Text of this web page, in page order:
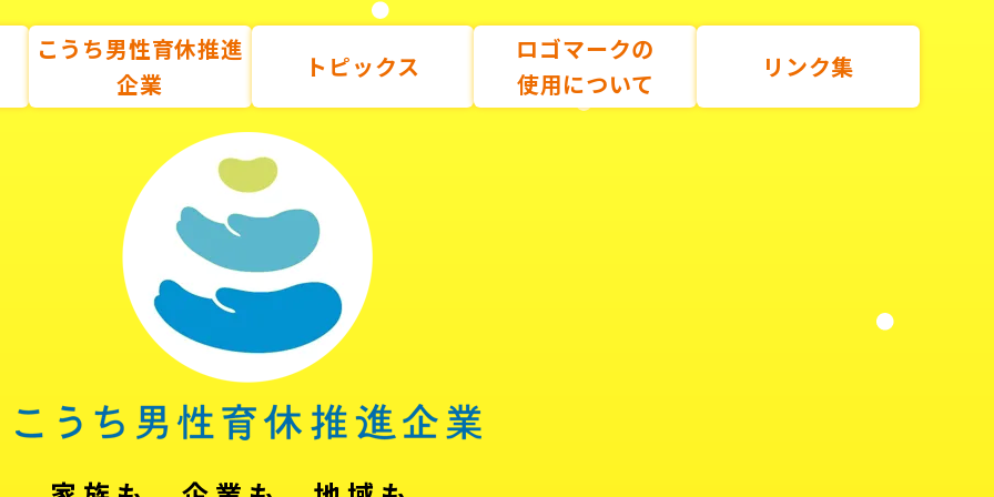
こうち男性育休推進
企業
トピックス
ロゴマークの
使用について
リンク集